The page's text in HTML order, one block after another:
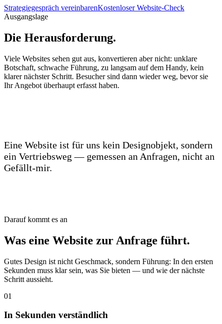
Strategiegespräch vereinbarenKostenloser Website-Check
Ausgangslage
Die Herausforderung.
Viele Websites sehen gut aus, konvertieren aber nicht: unklare
Botschaft, schwache Führung, zu langsam auf dem Handy, kein
klarer nächster Schritt. Besucher sind dann wieder weg, bevor sie
Ihr Angebot überhaupt erfasst haben.
Eine Website ist für uns kein Designobjekt, sondern
ein Vertriebsweg — gemessen an Anfragen, nicht an
Gefällt-mir.
Darauf kommt es an
Was eine Website zur Anfrage führt.
Gutes Design ist nicht Geschmack, sondern Führung: In den ersten
Sekunden muss klar sein, was Sie bieten — und wie der nächste
Schritt aussieht.
01
In Sekunden verständlich